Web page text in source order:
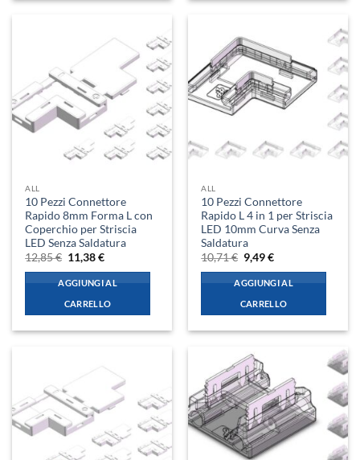
ALL
10 Pezzi Connettore
Rapido 8mm Forma L con
Coperchio per Striscia
LED Senza Saldatura
12,85€ Il
prezzo
originale
era:
12,85 €.
11,38€Il
attuale
è:
11,38 €.
AGGIUNGI AL
CARRELLO
ALL
10 Pezzi Connettore
Rapido L 4 in 1 per Striscia
LED 10mm Curva Senza
Saldatura
10,71€ Il
prezzo
originale
era:
10,71 €.
9,49€Il
attuale
è:
9,49 €.
AGGIUNGI AL
CARRELLO